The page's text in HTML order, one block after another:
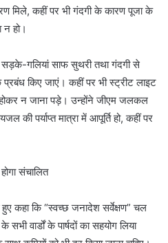
मिले, कहीं पर भी गंदगी के कारण पूजा के
हो।
गलियां साफ सुथरी तथा गंदगी से
प्रबंध किए जाएं। कहीं पर भी स्ट्रीट लाइट
न जाना पड़े। उन्होंने जीएम जलकल
की पर्याप्त मात्रा में आपूर्ति हो, कहीं पर
संचालित
हुए कहा कि “स्वच्छ जनादेश सर्वेक्षण” चल
वार्डों के पार्षदों का सहयोग लिया